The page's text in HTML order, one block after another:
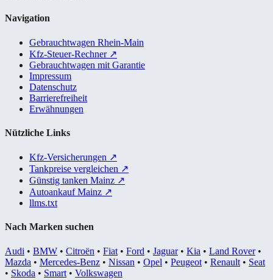
Navigation
Gebrauchtwagen Rhein-Main
Kfz-Steuer-Rechner ↗
Gebrauchtwagen mit Garantie
Impressum
Datenschutz
Barrierefreiheit
Erwähnungen
Nützliche Links
Kfz-Versicherungen ↗
Tankpreise vergleichen ↗
Günstig tanken Mainz ↗
Autoankauf Mainz ↗
llms.txt
Nach Marken suchen
Audi • BMW • Citroën • Fiat • Ford • Jaguar• Kia • Land Rover•
Mazda • Mercedes-Benz • Nissan • Opel • Peugeot • Renault • Seat
• Skoda • Smart • Volkswagen